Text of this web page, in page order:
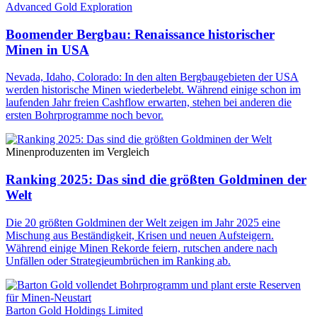
Advanced Gold Exploration
Boomender Bergbau: Renaissance historischer
Minen in USA
Nevada, Idaho, Colorado: In den alten Bergbaugebieten der USA
werden historische Minen wiederbelebt. Während einige schon im
laufenden Jahr freien Cashflow erwarten, stehen bei anderen die
ersten Bohrprogramme noch bevor.
Minenproduzenten im Vergleich
Ranking 2025: Das sind die größten Goldminen der
Welt
Die 20 größten Goldminen der Welt zeigen im Jahr 2025 eine
Mischung aus Beständigkeit, Krisen und neuen Aufsteigern.
Während einige Minen Rekorde feiern, rutschen andere nach
Unfällen oder Strategieumbrüchen im Ranking ab.
Barton Gold Holdings Limited